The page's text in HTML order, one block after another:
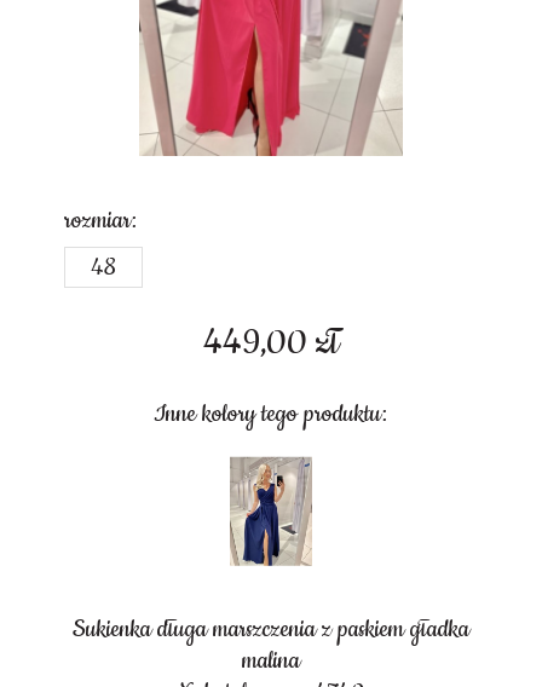
449,00 zł
Inne kolory tego produktu:
rozmiar:
48
Sukienka długa marszczenia z paskiem gładka
malina